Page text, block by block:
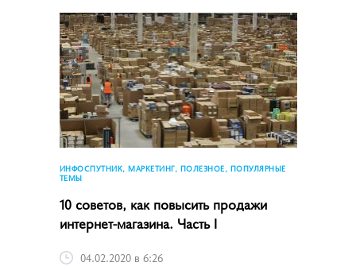
ИНФОСПУТНИК, МАРКЕТИНГ, ПОЛЕЗНОЕ, ПОПУЛЯРНЫЕ
ТЕМЫ
10 советов, как повысить продажи
интернет-магазина. Часть I
04.02.2020 в 6:26